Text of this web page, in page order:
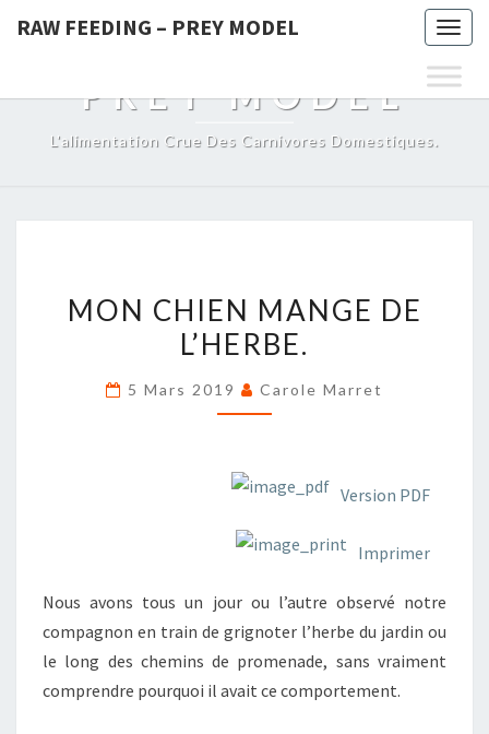
RAW FEEDING – PREY MODEL
RAW FEEDING –
PREY MODEL
L'alimentation Crue Des Carnivores Domestiques.
CHIEN
MANGE
L’HERBE.
MON CHIEN MANGE DE
L’HERBE.
5 Mars 2019 Carole Marret
Version PDF
Imprimer
Nous avons tous un jour ou l’autre observé notre
compagnon en train de grignoter l’herbe du jardin ou
le long des chemins de promenade, sans vraiment
comprendre pourquoi il avait ce comportement.